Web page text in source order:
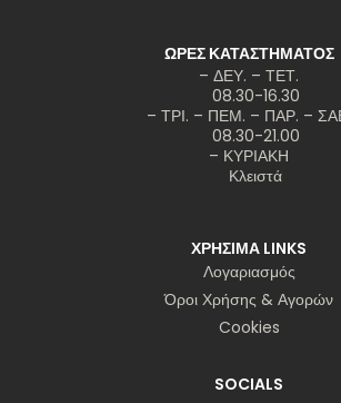
ΩΡΕΣ ΚΑΤΑΣΤΗΜΑΤΟΣ
– ΔΕΥ. – ΤΕΤ.
08.30-16.30
– ΤΡΙ. – ΠΕΜ. – ΠΑΡ. –
08.30-21.00
– ΚΥΡΙΑΚΗ
Κλειστά
ΧΡΗΣΙΜΑ LINKS
Λογαριασμός
Όροι Χρήσης & Αγορών
Cookies
SOCIALS